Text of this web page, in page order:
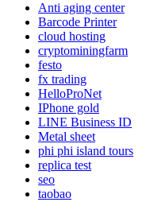
Anti aging center
Barcode Printer
cloud hosting
cryptominingfarm
festo
fx trading
HelloProNet
IPhone gold
LINE Business ID
Metal sheet
phi phi island tours
replica test
seo
taobao